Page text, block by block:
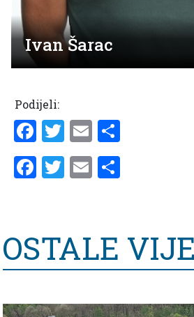
Ivan Šarac
Podijeli:
Facebook
Twitter
Email
Facebook
Twitter
Email
OSTALE